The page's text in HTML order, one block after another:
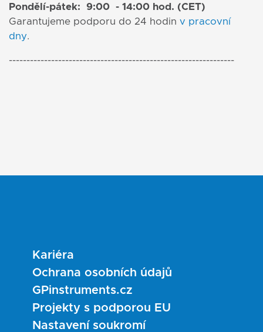
Pondělí-pátek: 9:00 - 14:00 hod. (CET)
Garantujeme podporu do 24 hodin v pracovní
dny.
----------------------------------------------------------------
Kariéra
Ochrana osobních údajů
GPinstruments.cz
Projekty s podporou EU
Nastavení soukromí